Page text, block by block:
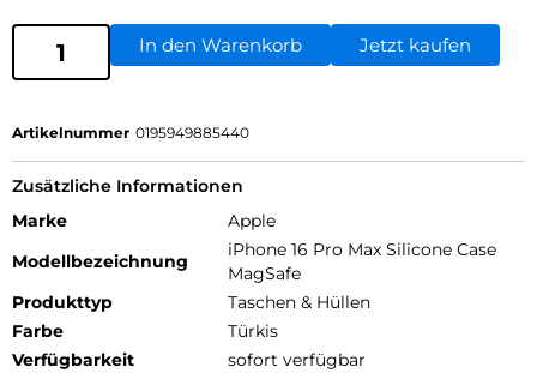
In den Warenkorb Jetzt kaufen
Artikelnummer 0195949885440
Zusätzliche Informationen
Marke
Apple
Modellbezeichnung
iPhone 16 Pro Max Silicone Case
MagSafe
Produkttyp
Taschen & Hüllen
Farbe
Türkis
Verfügbarkeit
sofort verfügbar